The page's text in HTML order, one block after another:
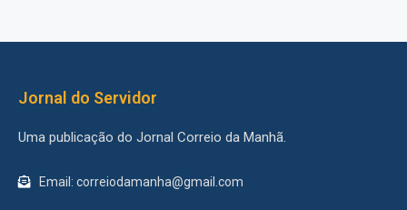
Jornal do Servidor
Uma publicação do Jornal Correio da Manhã.
Email: correiodamanha@gmail.com